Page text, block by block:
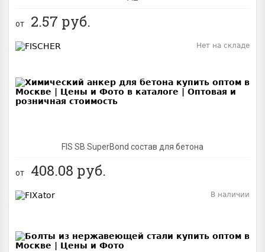
от 2.57 руб.
FIS SB SuperBond состав для бетона
Нет на складе
от 408.08 руб.
В наличии